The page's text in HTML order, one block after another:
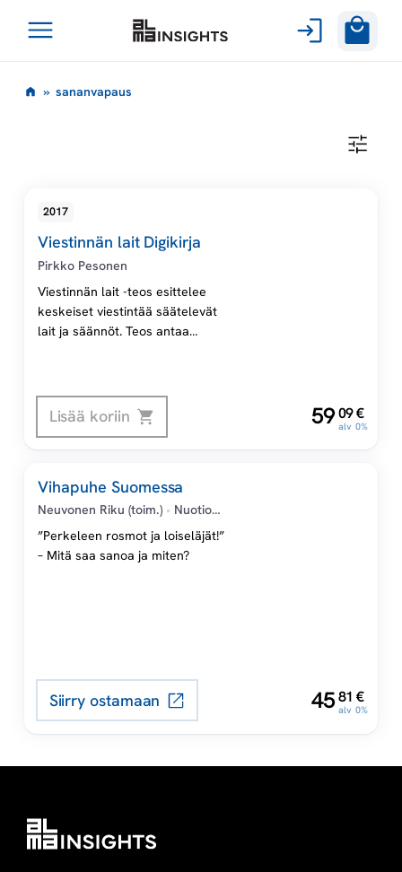
sisältöön
Avaa
s
a
n
v
p
a
u
s
» sananvapaus
P
U
S
2017
Viestinnän lait Digikirja
Pirkko Pesonen
Viestinnän lait -teos esittelee
keskeiset viestintää säätelevät
lait ja säännöt. Teos antaa
seuraamuksista. Kuka vastaa
sosiaalisessa mediassa
tapahtuvan viestinnän sisällöstä?
Mitä rikkomuksista seuraa?
59,09€
alv 0%
Lisää koriin
Vihapuhe Suomessa
Neuvonen Riku (toim.) • Nuotio
Kimmo
Pöyhtäri Reeta
Hannula Ilari
Löytömäki Stiina
”Perkeleen rosmot ja loiseläjät!”
– Mitä saa sanoa ja miten?
45,81 €
alv 0%
Siirry ostamaan